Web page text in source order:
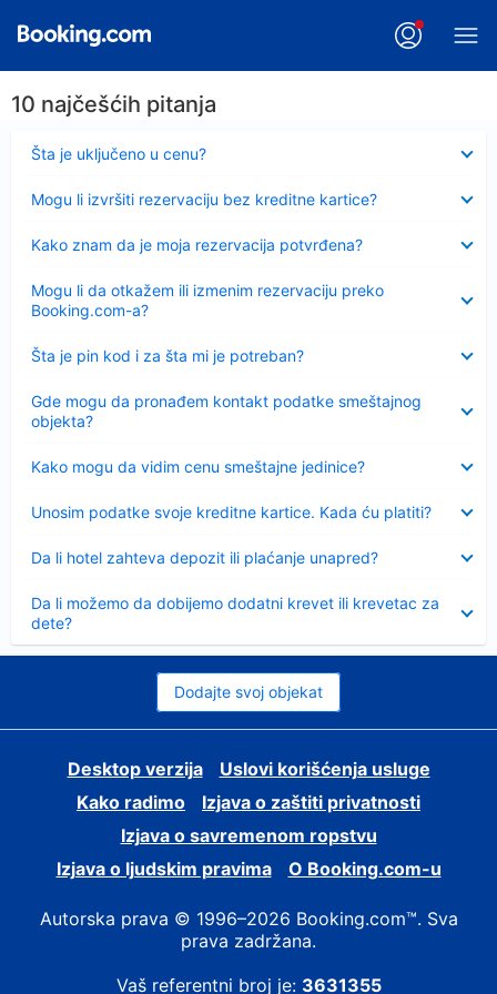
10 najčešćih pitanja
Šta je uključeno u cenu?
Sažeto
Mogu li izvršiti rezervaciju bez kreditne kartice?
Kako znam da je moja rezervacija potvrđena?
Mogu li da otkažem ili izmenim rezervaciju preko
Booking.com-a?
Šta je pin kod i za šta mi je potreban?
Sažeto
Gde mogu da pronađem kontakt podatke smeštajnog
objekta?
Kako mogu da vidim cenu smeštajne jedinice?
Unosim podatke svoje kreditne kartice. Kada ću platiti?
Da li hotel zahteva depozit ili plaćanje unapred?
Da li možemo da dobijemo dodatni krevet ili krevetac za
dete?
Dodajte svoj objekat
Desktop verzija
Uslovi korišćenja usluge
Kako radimo
Izjava o zaštiti privatnosti
Izjava o savremenom ropstvu
Izjava o ljudskim pravima
О Booking.com-u
Autorska prava © 1996–2026 Booking.com™. Sva
prava zadržana.
Vaš referentni broj je: 3631355